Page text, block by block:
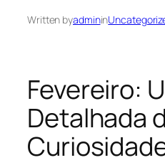
Written byadminin
Fevereiro:
Detalhada